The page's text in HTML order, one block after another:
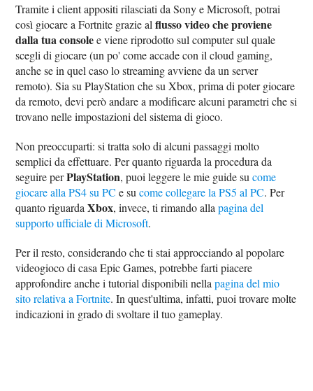
Tramite i client appositi rilasciati da Sony e Microsoft, potrai
così giocare a Fortnite grazie alflusso video che proviene
dalla tua consolee viene riprodotto sul computer sul quale
scegli di giocare (un po' come accade con il cloud gaming,
anche se in quel caso lo streaming avviene da un server
remoto). Sia su PlayStation che su Xbox, prima di poter giocare
da remoto, devi però andare a modificare alcuni parametri che si
trovano nelle impostazioni del sistema di gioco.
Non preoccuparti: si tratta solo di alcuni passaggi molto
semplici da effettuare. Per quanto riguarda la procedura da
seguire perPlayStation, puoi leggere le mie guide sucome
giocare alla PS4 su PC e sucome collegare la PS5 al PC. Per
quanto riguardaXbox, invece, ti rimando allapagina del
supporto ufficiale di Microsoft.
Per il resto, considerando che ti stai approcciando al popolare
videogioco di casa Epic Games, potrebbe farti piacere
approfondire anche i tutorial disponibili nellapagina del mio
sito relativa a Fortnite. In quest'ultima, infatti, puoi trovare molte
indicazioni in grado di svoltare il tuo gameplay.